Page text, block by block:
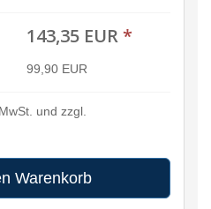
143,35 EUR*
99,90 EUR
und zzgl.
Warenkorb